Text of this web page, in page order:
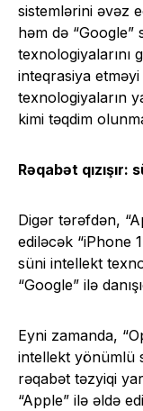
sistemlərini əvəz
həm də “Google”
texnologiyalarını
inteqrasiya etməyi
texnologiyaların
kimi təqdim
Rəqabət qızışır:
Digər tərəfdən,
ediləcək “iPhone
süni intellekt
“Google” ilə
Eyni zamanda,
intellekt yönümlü
rəqabət təzyiqi
“Apple” ilə əldə